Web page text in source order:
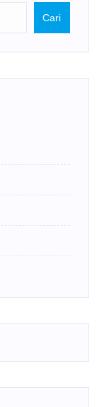
Cari